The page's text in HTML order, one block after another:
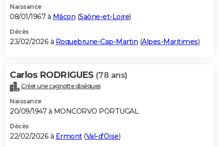
Naissance
08/01/1967 à Mâcon (Saône-et-Loire)
Décès
23/02/2026 à Roquebrune-Cap-Martin (Alpes-Maritimes)
Carlos RODRIGUES (78 ans)
Créer une cagnotte obsèques
Naissance
20/09/1947 à MONCORVO PORTUGAL
Décès
22/02/2026 à Ermont(Val-d'Oise)